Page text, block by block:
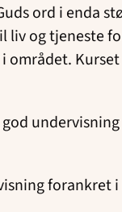
ord i enda
og tjeneste